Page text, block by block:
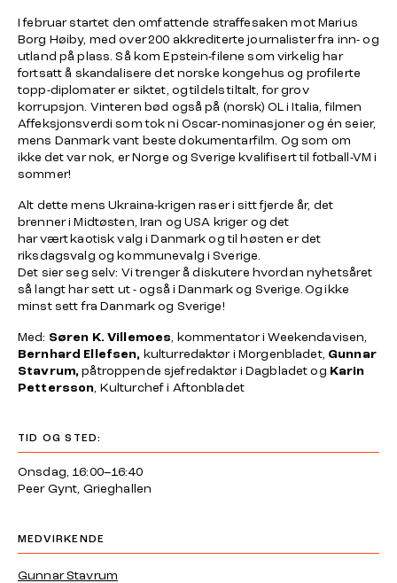
I februar startet den omfattende straffesaken mot Marius
Borg Høiby, med over 200 akkrediterte journalister fra inn- og
utland på plass. Så kom Epstein-filene som virkelig har
fortsatt å skandalisere det norske kongehus og profilerte
topp-diplomater er siktet, og tildels tiltalt, for grov
korrupsjon. Vinteren bød også på (norsk) OL i Italia, filmen
Affeksjonsverdi som tok ni Oscar-nominasjoner og én seier,
mens Danmark vant beste dokumentarfilm. Og som om
ikke det var nok, er Norge og Sverige kvalifisert til fotball-VM i
sommer!
Alt dette mens Ukraina-krigen raser i sitt fjerde år, det
brenner i Midtøsten, Iran og USA kriger og det
har vært kaotisk valg i Danmark og til høsten er det
riksdagsvalg og kommunevalg i Sverige.
Det sier seg selv: Vi trenger å diskutere hvordan nyhetsåret
så langt har sett ut - også i Danmark og Sverige. Og ikke
minst sett fra Danmark og Sverige!
Med: Søren K. Villemoes , kommentator i Weekendavisen,
Bernhard Ellefsen, kulturredaktør i Morgenbladet, Gunnar
Stavrum, påtroppende sjefredaktør i Dagbladet og Karin
Pettersson , Kulturchef i Aftonbladet
TID OG STED:
Onsdag, 16:00–16:40
Peer Gynt, Grieghallen
MEDVIRKENDE
Gunnar Stavrum